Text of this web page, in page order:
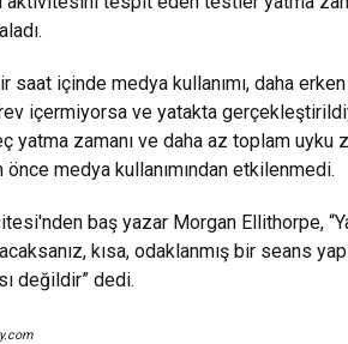
saat içinde medya kullanımı, daha
içermiyorsa ve yatakta
yatma zamanı ve daha az toplam uyku
medya kullanımından etkilenmedi.
baş yazar Morgan Ellithorpe,
kısa, odaklanmış bir seans
değildir” dedi.